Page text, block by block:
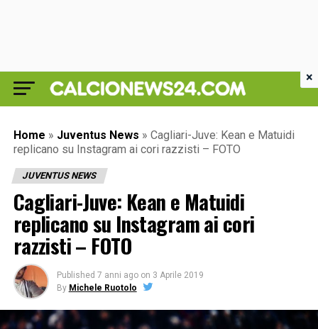
Home » Juventus News » Cagliari-Juve: Kean e Matuidi
replicano su Instagram ai cori razzisti – FOTO
JUVENTUS NEWS
Cagliari-Juve: Kean e Matuidi
replicano su Instagram ai cori
razzisti – FOTO
Published 7 anni ago on 3 Aprile 2019
By Michele Ruotolo
×